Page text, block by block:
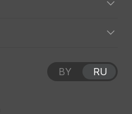
BY RU